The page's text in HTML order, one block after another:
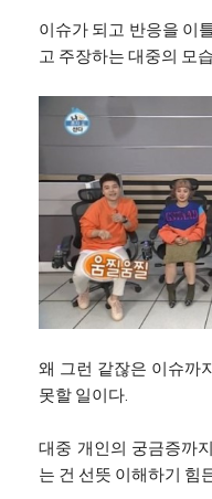
이슈가 되고 반응을 이
고 주장하는 대중의 모
왜 그런 같잖은 이슈까
못할 일이다.
대중 개인의 궁금증까
는 건 선뜻 이해하기 힘